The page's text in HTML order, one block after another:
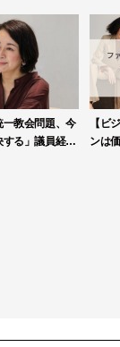
教会問題、今
る」議員経験
【ビ
ンは